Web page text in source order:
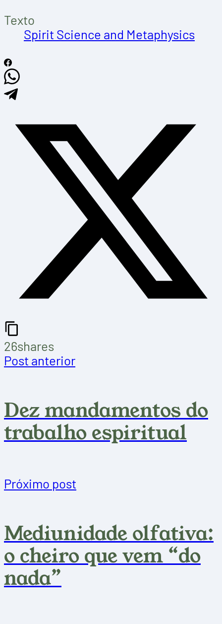
Texto
Spirit Science and Metaphysics
26shares
Post anterior
Dez mandamentos do
trabalho espiritual
Próximo post
Mediunidade olfativa:
o cheiro que vem “do
nada”